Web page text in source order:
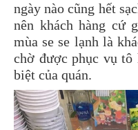
ngày nào cũng hết
nên khách hàng cứ
mùa se se lạnh là
chờ được phục vụ tô
biệt của quán.